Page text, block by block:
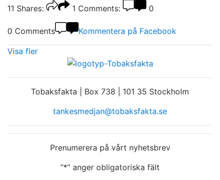
11 Shares: 1 Comments: 0
0 Comments Kommentera på Facebook
Visa fler
Tobaksfakta | Box 738 | 101 35 Stockholm
tankesmedjan@tobaksfakta.se
Prenumerera på vårt nyhetsbrev
”*” anger obligatoriska fält